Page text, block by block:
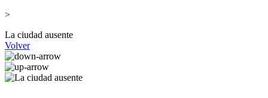
>
La ciudad ausente
Volver